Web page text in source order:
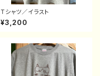
Tシャツ／イラスト
¥3,200